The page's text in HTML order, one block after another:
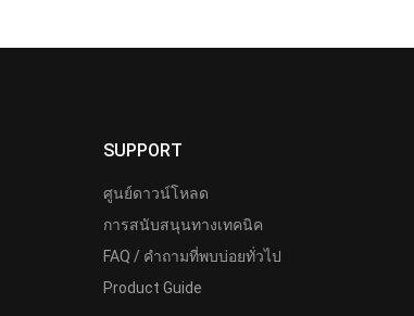
SUPPORT
ศูนย์ดาวน์โหลด
การสนับสนุนทางเทคนิค
FAQ / คำถามที่พบบ่อยทั่วไป
Product Guide